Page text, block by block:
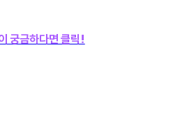
궁금하다면 클릭!